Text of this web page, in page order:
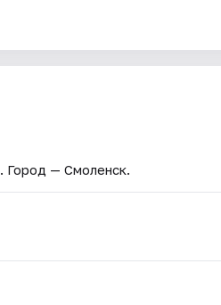
. Город — Смоленск.